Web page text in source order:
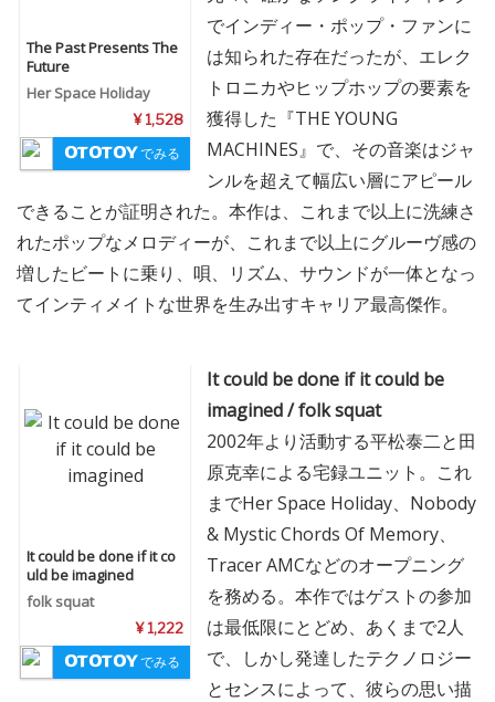
The Past Presents The
Future
Her Space Holiday
¥ 1,528
でみる
でインディー・ポップ・ファンに
は知られた存在だったが、エレク
トロニカやヒップホップの要素を
獲得した『THE YOUNG
MACHINES』で、その音楽はジャ
ンルを超えて幅広い層にアピール
できることが証明された。本作は、これまで以上に洗練さ
れたポップなメロディーが、これまで以上にグルーヴ感の
増したビートに乗り、唄、リズム、サウンドが一体となっ
てインティメイトな世界を生み出すキャリア最高傑作。
It could be done if it co
uld be imagined
folk squat
¥ 1,222
でみる
It could be done if it could be
imagined / folk squat
2002年より活動する平松泰二と田
原克幸による宅録ユニット。これ
までHer Space Holiday、Nobody
& Mystic Chords Of Memory、
Tracer AMCなどのオープニング
を務める。本作ではゲストの参加
は最低限にとどめ、あくまで2人
で、しかし発達したテクノロジー
とセンスによって、彼らの思い描